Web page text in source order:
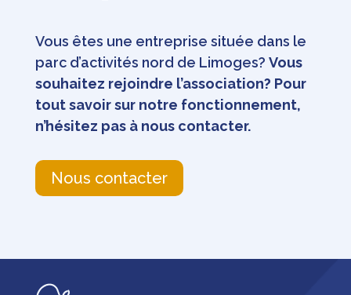
Vous êtes une entreprise située dans le
parc d’activités nord de Limoges? Vous
souhaitez rejoindre l’association? Pour
tout savoir sur notre fonctionnement,
n’hésitez pas à nous contacter.
Nous contacter